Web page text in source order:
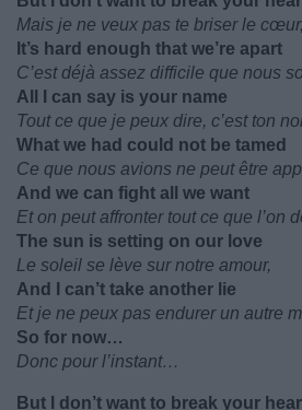
Mais je ne veux pas te briser le cœur,
It’s hard enough that we’re apart
C’est déjà assez difficile que nous
All I can say is your name
Tout ce que je peux dire, c’est ton
What we had could not be tamed
Ce que nous avions ne peut être
And we can fight all we want
Et on peut affronter tout ce que l’on
The sun is setting on our love
Le soleil se lève sur notre amour,
And I can’t take another lie
Et je ne peux pas endurer un autre
So for now…
Donc pour l’instant…
But I don’t want to break your